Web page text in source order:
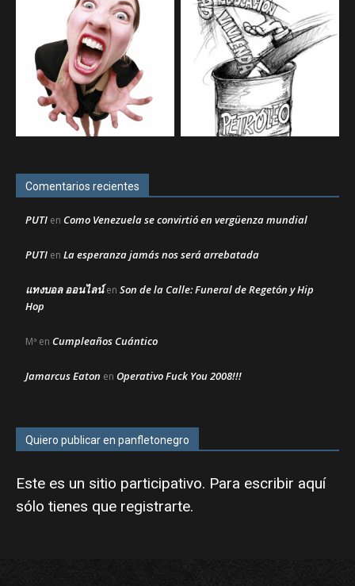
Comentarios recientes
PUTI en Como Venezuela se convirtió en vergüenza mundial
PUTI en La esperanza jamás nos será arrebatada
แทงบอล ออนไลน์en Son de la Calle: Funeral de Regetón y Hip
Hop
Mª en Cumpleaños Cuántico
Jamarcus Eaton en Operativo Fuck You 2008!!!
Quiero publicar en panfletonegro
Este es un sitio participativo. Para escribir aquí
sólo tienes que registrarte.